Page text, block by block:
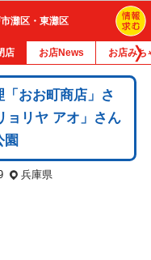
灘区・東灘区
店 お店News お店みち
「おお町商店」さ
ョリヤ アオ」さん
園
兵庫県